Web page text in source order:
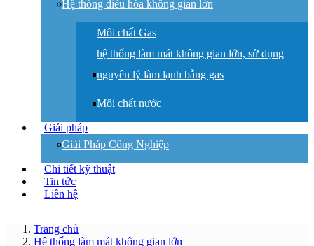
Hệ thống điều hòa không gian lớn
Môi chất Gas
hệ thống làm mát không gian lớn, sử dụng
nguyên lý làm lạnh bằng gas
Môi chất nước
Giải pháp
Giải Pháp Công Nghiệp
Chi tiết kỹ thuật
Tin tức
Liên hệ
Trang chủ
Hệ thống làm mát không gian lớn